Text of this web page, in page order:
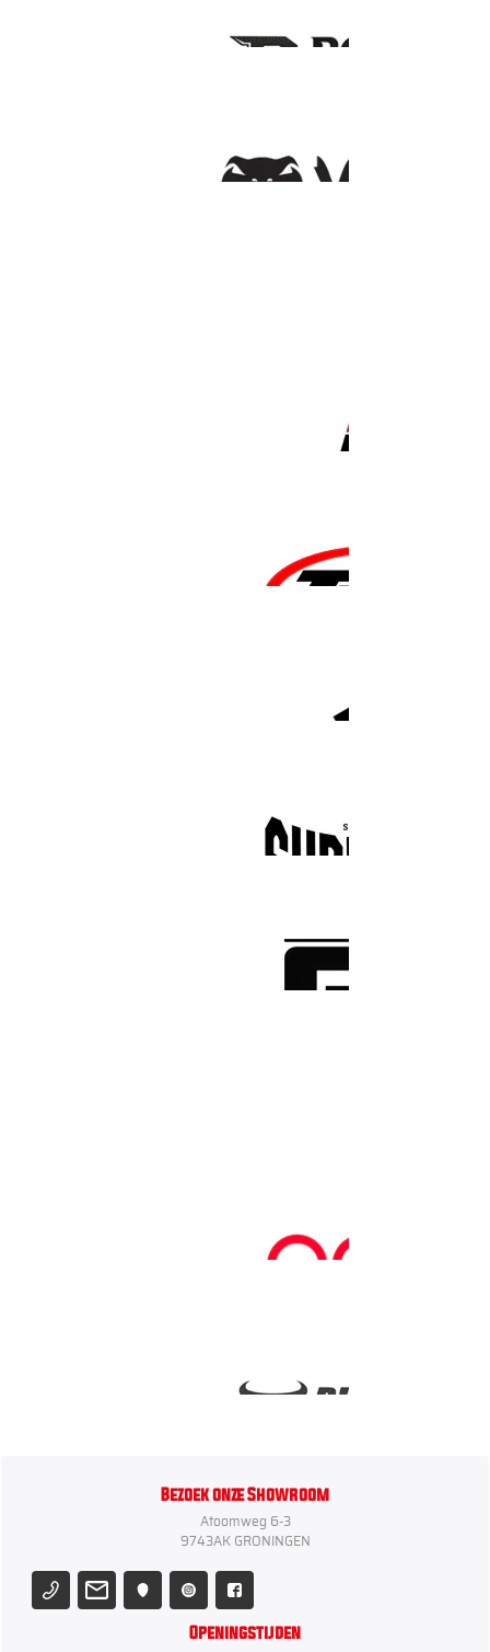
Bezoek onze Showroom
Atoomweg 6-3
9743AK GRONINGEN
Openingstijden